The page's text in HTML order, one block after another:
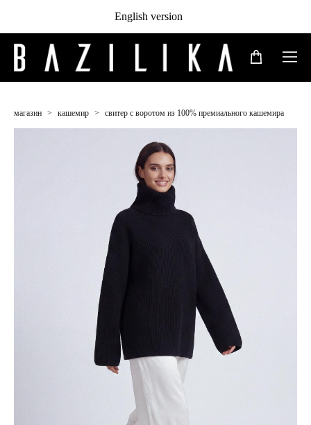
English version
магазин > кашемир > свитер с воротом из 100% премиального кашемира